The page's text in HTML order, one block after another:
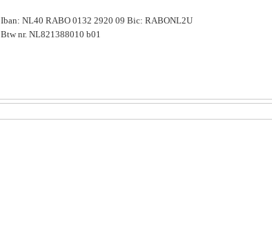
Iban: NL40 RABO 0132 2920 09 Bic: RABONL2U
Btw nr. NL821388010 b01